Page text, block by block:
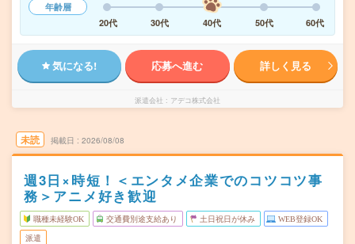
年齢層
20代
30代 40代 50代 60代
気になる! 応募へ進む 詳しく見る
派遣会社 アデコ株式会社
未読 掲載日 2026/08/08
週3日×時短！＜エンタメ企業でのコツコツ事
務＞アニメ好き歓迎
職種未経験OK 交通費別途支給あり 土日祝日が休み WEB登録OK
派遣